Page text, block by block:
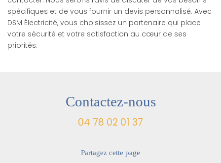
spécifiques et de vous fournir un devis personnalisé. Avec
DSM Électricité, vous choisissez un partenaire qui place
votre sécurité et votre satisfaction au cœur de ses
priorités.
Contactez-nous
04 78 02 01 37
Partagez cette page